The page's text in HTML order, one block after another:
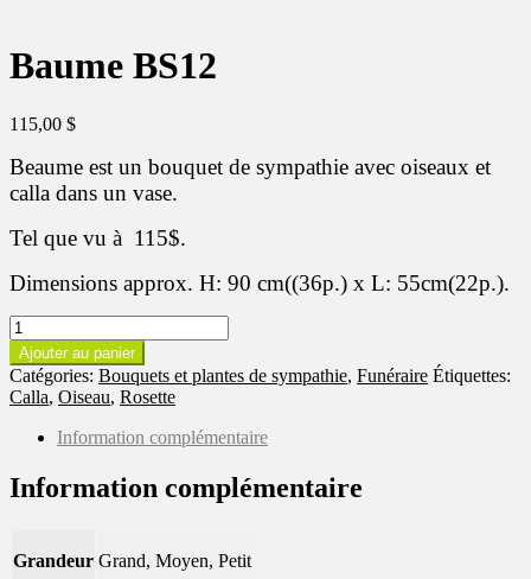
Baume BS12
115,00 $
Beaume est un bouquet de sympathie avec oiseaux et
calla dans un vase.
Tel que vu à 11 5$.
Dimensions approx. H: 90 cm((36p.) x L: 55cm(22p.).
quantité
de
Baume
BS12
Ajouter au panier
Catégories: Bouquets et plantes de sympathie, Funéraire Étiquettes:
Calla, Oiseau, Rosette
Information complémentaire
Information complémentaire
Grandeur Grand, Moyen, Petit